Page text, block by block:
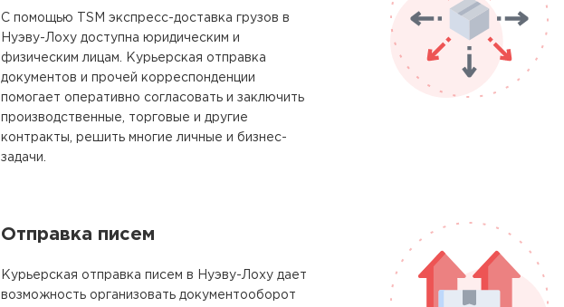
С помощью TSM экспресс-доставка грузов в
Нуэву-Лоху доступна юридическим и
физическим лицам. Курьерская отправка
документов и прочей корреспонденции
помогает оперативно согласовать и заключить
производственные, торговые и другие
контракты, решить многие личные и бизнес-
задачи.
Отправка писем
Курьерская отправка писем в Нуэву-Лоху дает
возможность организовать документооборот